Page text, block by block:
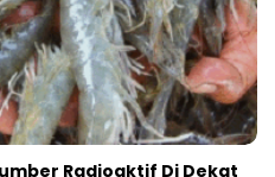
Radioaktif Di Dekat